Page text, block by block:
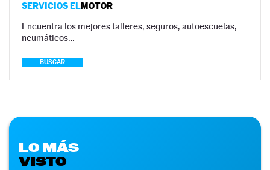
SERVICIOS ELMOTOR
Encuentra los mejores talleres, seguros, autoescuelas,
neumáticos…
BUSCAR
LO MÁS
VISTO